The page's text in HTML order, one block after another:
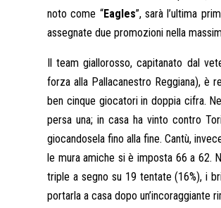
noto come “Eagles”, sarà l’ultima
assegnate due promozioni nella
Il team giallorosso, capitanato dal
forza alla Pallacanestro Reggiana), è
ben cinque giocatori in doppia cifra.
persa una; in casa ha vinto contro
giocandosela fino alla fine. Cantù,
le mura amiche si è imposta 66 a 62.
triple a segno su 19 tentate (16%), i
portarla a casa dopo un’incoraggiante